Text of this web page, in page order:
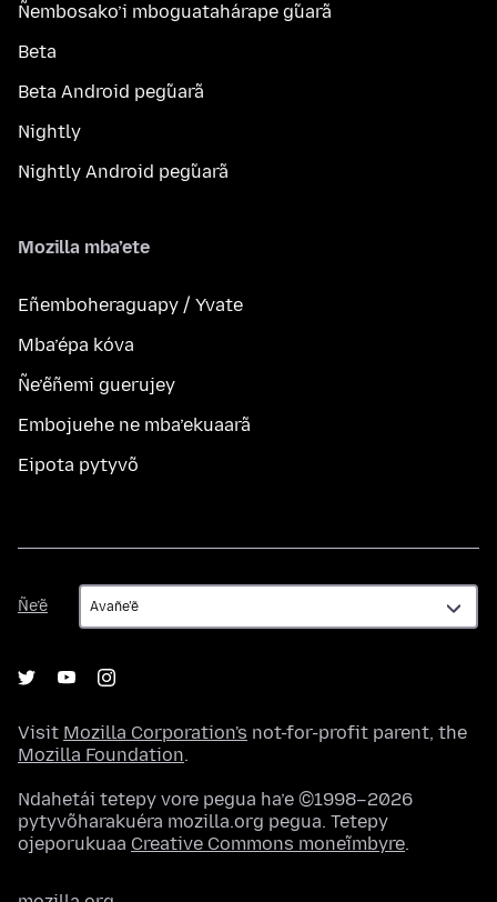
Ñembosako’i mboguatahárape g̃uarã
Beta
Beta Android peg̃uarã
Nightly
Nightly Android peg̃uarã
Mozilla mba’ete
Eñemboheraguapy / Yvate
Mba’épa kóva
Ñe’ẽñemi guerujey
Embojuehe ne mba’ekuaarã
Eipota pytyvõ
Ñe’ẽ
Ñe’ẽ
Visit Mozilla Corporation's not-for-profit parent, the
Mozilla Foundation.
Ndahetái tetepy vore pegua ha’e ©1998–2026
pytyvõharakuéra mozilla.org pegua. Tetepy
ojeporukuaa Creative Commons moneĩmbyre.